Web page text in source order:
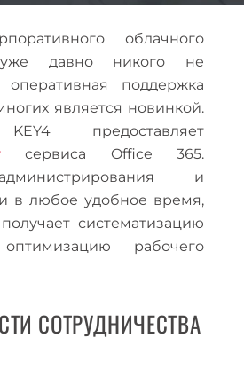
облачного
давно никого не
оперативная поддержка
является новинкой.
предоставляет
сервиса Office 365.
и
в любое удобное время,
систематизацию
рабочего
СОТРУДНИЧЕСТВА